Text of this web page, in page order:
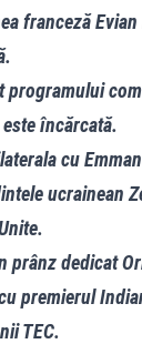
franceză
programului
încărcată.
cu
ucrainean
prânz dedicat
premierul
TEC.